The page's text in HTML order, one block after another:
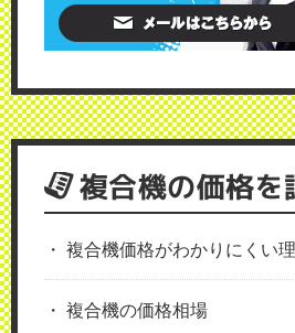
複合機の価格を
複合機価格がわかりにくい
複合機の価格相場